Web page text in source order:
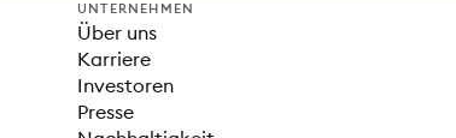
UNTERNEHMEN
Über uns
Karriere
Investoren
Presse